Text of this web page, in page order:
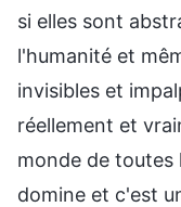
si elles sont
l'humanité et
invisibles et
réellement et
monde de toutes
domine et c'est